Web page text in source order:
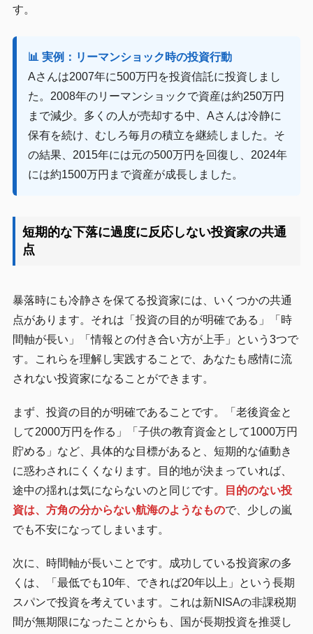
す。
📊 実例：リーマンショック時の投資行動
Aさんは2007年に500万円を投資信託に投資しまし
た。2008年のリーマンショックで資産は約250万円
まで減少。多くの人が売却する中、Aさんは冷静に
保有を続け、むしろ毎月の積立を継続しました。そ
の結果、2015年には元の500万円を回復し、2024年
には約1500万円まで資産が成長しました。
短期的な下落に過度に反応しない投資家の共通
点
暴落時にも冷静さを保てる投資家には、いくつかの共通
点があります。それは「投資の目的が明確である」「時
間軸が長い」「情報との付き合い方が上手」という3つで
す。これらを理解し実践することで、あなたも感情に流
されない投資家になることができます。
まず、投資の目的が明確であることです。「老後資金と
して2000万円を作る」「子供の教育資金として1000万円
貯める」など、具体的な目標があると、短期的な値動き
に惑わされにくくなります。目的地が決まっていれば、
途中の揺れは気にならないのと同じです。
目的のない投
資は、方角の分からない航海のようなもので、少しの嵐
でも不安になってしまいます。
次に、時間軸が長いことです。成功している投資家の多
くは、「最低でも10年、できれば20年以上」という長期
スパンで投資を考えています。これは新NISAの非課税期
間が無期限になったことからも、国が長期投資を推奨し